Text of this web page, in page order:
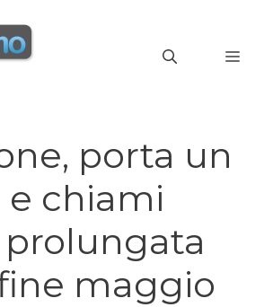
porta un
chiami
prolungata
maggio